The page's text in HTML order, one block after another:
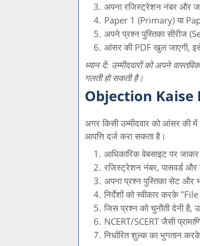
अपना रजिस्ट्रेशन नंबर और
Paper 1 (Primary) या
अपने प्रश्न पुस्तिका सीरीज
आंसर की PDF खुल जाएगी,
ध्यान दें: उम्मीदवारों को अपने
गलती हो सकती है।
Objection Kaise
अगर किसी उम्मीदवार को आंसर की
आपत्ति दर्ज करा सकता है।
आधिकारिक वेबसाइट पर
रजिस्ट्रेशन नंबर, पासवर्ड
अपना प्रश्न पुस्तिका सेट और
निर्देशों को स्वीकार करके
जिस प्रश्न को चुनौती देनी
NCERT/SCERT जैसी
निर्धारित शुल्क का भुगतान